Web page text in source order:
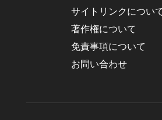
サイトリンクについ
著作権について
免責事項について
お問い合わせ